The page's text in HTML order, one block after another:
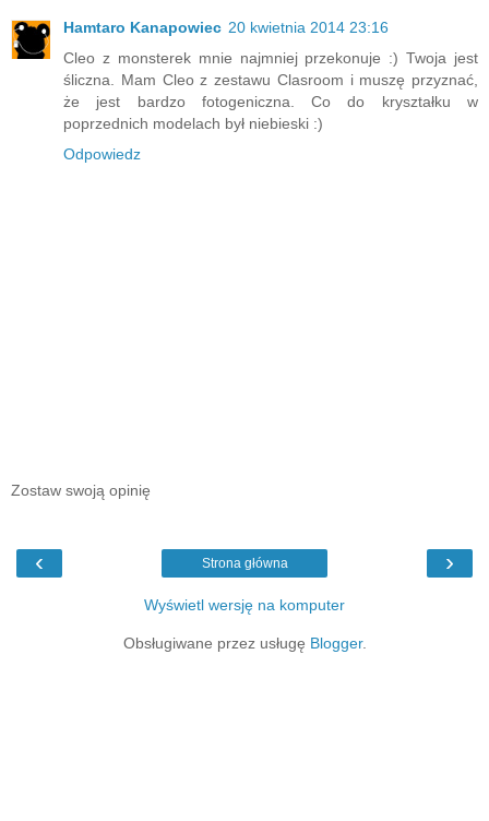
Hamtaro Kanapowiec 20 kwietnia 2014 23:16
Cleo z monsterek mnie najmniej przekonuje :) Twoja jest
śliczna. Mam Cleo z zestawu Clasroom i muszę przyznać,
że jest bardzo fotogeniczna. Co do kryształku w
poprzednich modelach był niebieski :)
Odpowiedz
Zostaw swoją opinię
‹ ›
Strona główna
Wyświetl wersję na komputer
Obsługiwane przez usługę Blogger.